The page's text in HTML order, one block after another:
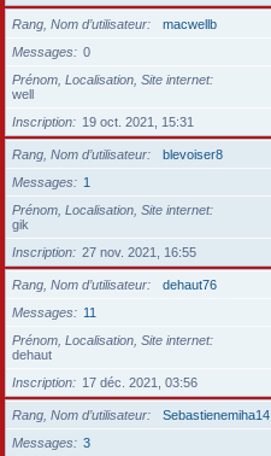
Rang, Nom d’utilisateur
macwellb
Messages
0
Prénom, Localisation, Site internet
well
Inscription
19 oct. 2021, 15:31
Rang, Nom d’utilisateur
blevoiser8
Messages
1
Prénom, Localisation, Site internet
gik
Inscription
27 nov. 2021, 16:55
Rang, Nom d’utilisateur
dehaut76
Messages
11
Prénom, Localisation, Site internet
dehaut
Inscription
17 déc. 2021, 03:56
Rang, Nom d’utilisateur
Sebastienemiha14
Messages
3